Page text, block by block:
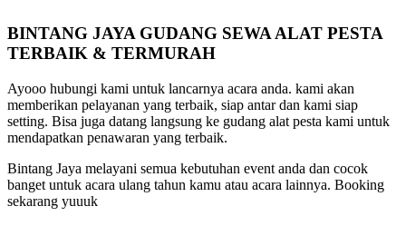
BINTANG JAYA GUDANG SEWA ALAT PESTA
TERBAIK & TERMURAH
Ayooo hubungi kami untuk lancarnya acara anda. kami akan
memberikan pelayanan yang terbaik, siap antar dan kami siap
setting. Bisa juga datang langsung ke gudang alat pesta kami untuk
mendapatkan penawaran yang terbaik.
Bintang Jaya melayani semua kebutuhan event anda dan cocok
banget untuk acara ulang tahun kamu atau acara lainnya. Booking
sekarang yuuuk